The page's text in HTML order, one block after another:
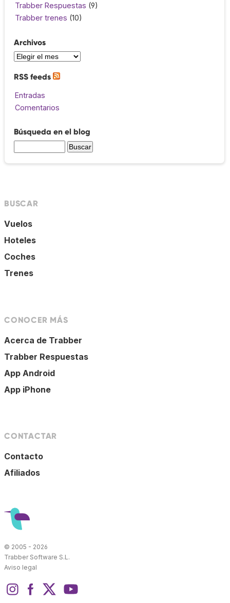
Trabber Respuestas (9)
Trabber trenes (10)
Archivos
RSS feeds
Entradas
Comentarios
Búsqueda en el blog
BUSCAR
Vuelos
Hoteles
Coches
Trenes
CONOCER MÁS
Acerca de Trabber
Trabber Respuestas
App Android
App iPhone
CONTACTAR
Contacto
Afiliados
© 2005 - 2026
Trabber Software S.L.
Aviso legal